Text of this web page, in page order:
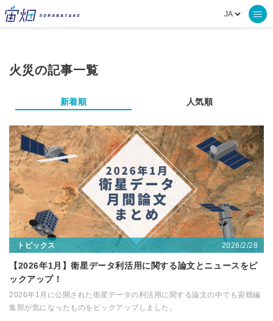
火災の記事一覧
新着順 人気順
トピックス 2026/2/28
【2026年1月】衛星データ利活用に関する論文とニュースをピ
ックアップ！
2026年1月に公開された衛星データの利活用に関する論文の中でも宙畑編
集部が気になったものをピックアップしました。